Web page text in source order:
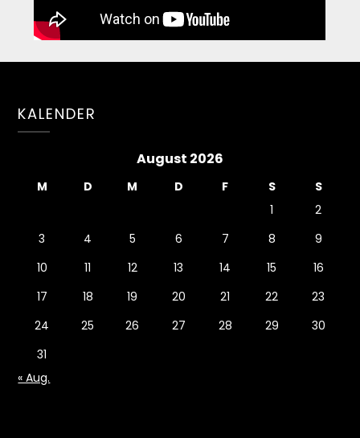
KALENDER
August 2026
M D M D F S
S
1
2
3
4 5 6 7 8
9
10
11 12 13 14 15
16
17
18 19 20 21 22
23
24
25 26 27 28 29
30
31
« Aug.